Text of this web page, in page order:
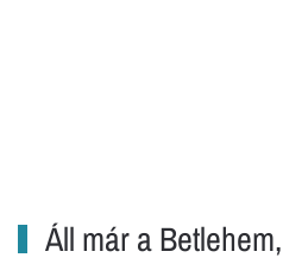
Áll már a